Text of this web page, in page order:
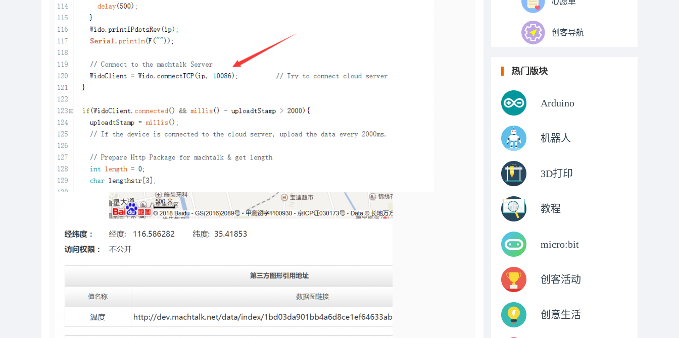
创客导航
热门版块
Arduino
机器人
3D打印
教程
micro:bit
创客活动
创意生活